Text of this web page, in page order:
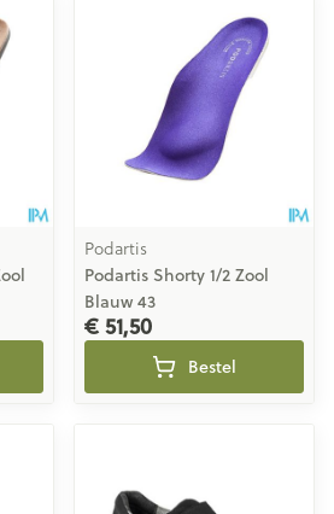
Podartis
Podartis Shorty 1/2 Zool
Blauw 43
€ 51,50
Bestel